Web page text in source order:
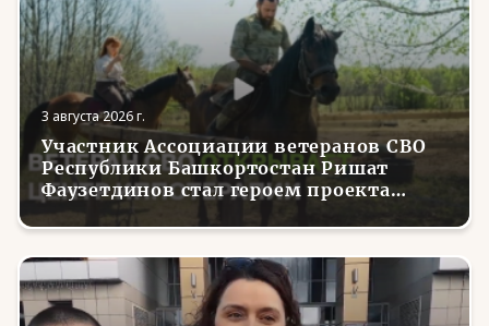
3 августа 2026 г.
Участник Ассоциации ветеранов СВО
Республики Башкортостан Ришат
Фаузетдинов стал героем проекта
телеканала RT.Док «Держи удар! С
Николаем Валуевым»